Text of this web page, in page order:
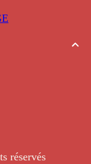
réservés